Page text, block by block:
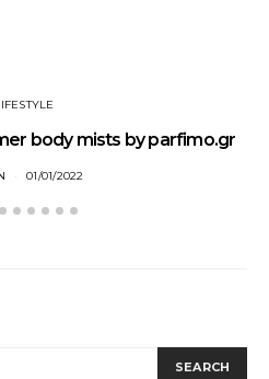
body mists by parfimo.gr
01/01/2022
SEARCH